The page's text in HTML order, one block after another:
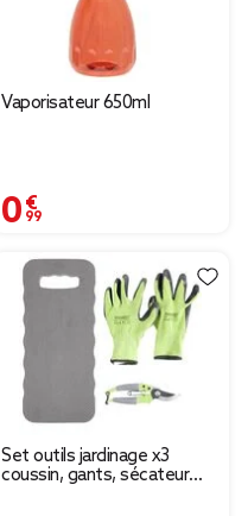
Vaporisateur 650ml
0,99 €
Set outils jardinage x3
coussin, gants, sécateur